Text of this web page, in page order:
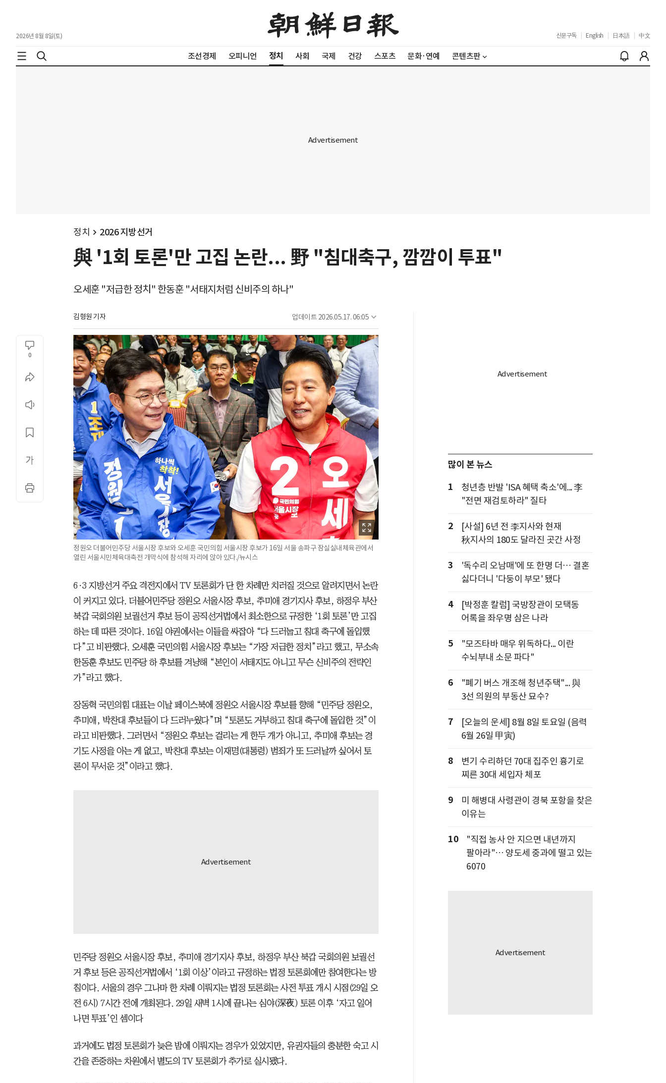
2026년 8월 8일(토) 신문구독 English 日本語 中文
조선경제 오피니언 정치 사회 국제 건강 스포츠 문화·연예 콘텐츠판
정치 2026 지방선거
與 '1회 토론'만 고집 논란... 野 "침대축구, 깜깜이 투표"
오세훈 "저급한 정치" 한동훈 "서태지처럼 신비주의 하나"
김형원 기자 업데이트 2026.05.17. 06:05
0
정원오 더불어민주당 서울시장 후보와 오세훈 국민의힘 서울시장 후보가 16일 서울 송파구 잠실실내체육관에서
열린 서울시민체육대축전 개막식에 참석해 자리에 앉아 있다./뉴시스
6·3 지방선거 주요 격전지에서 TV 토론회가 단 한 차례만 치러질 것으로 알려지면서 논란
이 커지고 있다. 더불어민주당 정원오 서울시장 후보, 추미애 경기지사 후보, 하정우 부산
북갑 국회의원 보궐선거 후보 등이 공직선거법에서 최소한으로 규정한 ‘1회 토론’만 고집
하는 데 따른 것이다. 16일 야권에서는 이들을 싸잡아 “다 드러눕고 침대 축구에 돌입했
다”고 비판했다. 오세훈 국민의힘 서울시장 후보는 “가장 저급한 정치”라고 했고, 무소속
한동훈 후보도 민주당 하 후보를 겨냥해 “본인이 서태지도 아니고 무슨 신비주의 전략인
가”라고 했다.
장동혁 국민의힘 대표는 이날 페이스북에 정원오 서울시장 후보를 향해 “민주당 정원오,
추미애, 박찬대 후보들이 다 드러누웠다”며 “토론도 거부하고 침대 축구에 돌입한 것”이
라고 비판했다. 그러면서 “정원오 후보는 걸리는 게 한두 개가 아니고, 추미애 후보는 경
기도 사정을 아는 게 없고, 박찬대 후보는 이재명(대통령) 범죄가 또 드러날까 싶어서 토
론이 무서운 것”이라고 했다.
민주당 정원오 서울시장 후보, 추미애 경기지사 후보, 하정우 부산 북갑 국회의원 보궐선
거 후보 등은 공직선거법에서 ‘1회 이상’이라고 규정하는 법정 토론회에만 참여한다는 방
침이다. 서울의 경우 그나마 한 차례 이뤄지는 법정 토론회는 사전 투표 개시 시점(29일 오
전 6시) 7시간 전에 개최된다. 29일 새벽 1시에 끝나는 심야(深夜) 토론 이후 ‘자고 일어
나면 투표’인 셈이다
과거에도 법정 토론회가 늦은 밤에 이뤄지는 경우가 있었지만, 유권자들의 충분한 숙고 시
간을 존중하는 차원에서 별도의 TV 토론회가 추가로 실시됐다.
많이 본 뉴스
1
청년층 반발 'ISA 혜택 축소'에... 李
"전면 재검토하라" 질타
2
[사설] 6년 전 李지사와 현재
秋지사의 180도 달라진 곳간 사정
3
'독수리 오남매'에 또 한명 더… 결혼
싫다더니 '다둥이 부모' 됐다
4
[박정훈 칼럼] 국방장관이 모택동
어록을 좌우명 삼은 나라
5
"모즈타바 매우 위독하다... 이란
수뇌부내 소문 파다"
6
"폐기 버스 개조해 청년주택"... 與
3선 의원의 부동산 묘수?
7
[오늘의 운세] 8월 8일 토요일 (음력
6월 26일 甲寅)
8
변기 수리하던 70대 집주인 흉기로
찌른 30대 세입자 체포
9
미 해병대 사령관이 경북 포항을 찾은
이유는
10
"직접 농사 안 지으면 내년까지
팔아라"… 양도세 중과에 떨고 있는
6070